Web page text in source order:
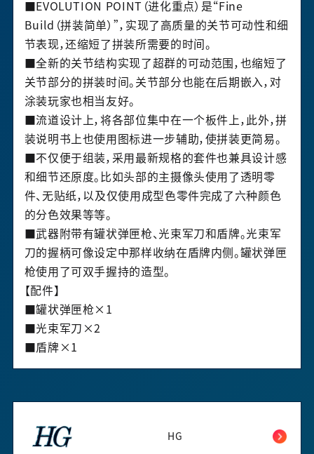
■EVOLUTION POINT（进化重点）是“Fine
Build（拼装简单）”，实现了高质量的关节可动性和细
节表现，还缩短了拼装所需要的时间。
■全新的关节结构实现了超群的可动范围，也缩短了
关节部分的拼装时间。关节部分也能在后期嵌入，对
涂装玩家也相当友好。
■流道设计上，将各部位集中在一个板件上，此外，拼
装说明书上也使用图标进一步辅助，使拼装更简易。
■不仅便于组装，采用最新规格的套件也兼具设计感
和细节还原度。比如头部的主摄像头使用了透明零
件、无贴纸，以及仅使用成型色零件完成了六种颜色
的分色效果等等。
■武器附带有罐状弹匣枪、光束军刀和盾牌。光束军
刀的握柄可像设定中那样收纳在盾牌内侧。罐状弹匣
枪使用了可双手握持的造型。
【配件】
■罐状弹匣枪×1
■光束军刀×2
■盾牌×1
HG